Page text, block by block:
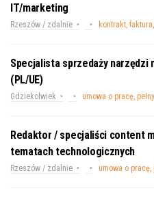
IT/marketing
Rzeszów / zdalnie kontrakt,
Specjalista sprzedaży
(PL/UE)
Gdziekolwiek umowa o pracę,
Redaktor / specjaliści content
tematach technologicznych
Rzeszów / zdalnie umowa o pracę,